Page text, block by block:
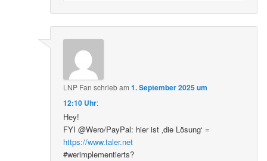
LNP Fan schriebam1. September 2025 um
12:10 Uhr:
Hey!
FYI @Wero/PayPal: hier ist ‚die Lösung‘ =
https://www.taler.net
#werimplementierts?